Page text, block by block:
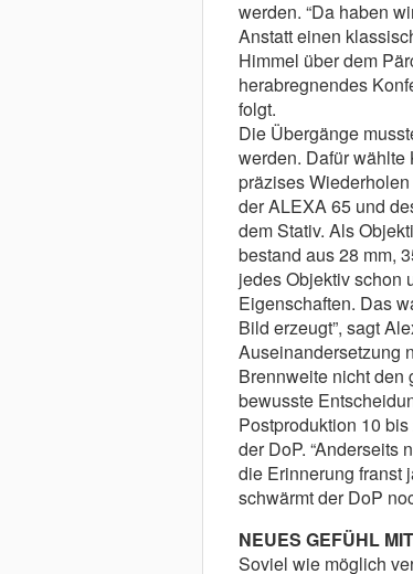
werden. “Da haben
Anstatt einen
Himmel über dem
herabregnendes
folgt.
Die Übergänge
werden. Dafür
präzises
der ALEXA 65 und
dem Stativ. Als
bestand aus 28 mm,
jedes Objektiv schon
Eigenschaften. Das
Bild erzeugt”, sagt
Auseinandersetzung
Brennweite nicht den
bewusste
Postproduktion 10
der DoP. “Anderseits
die Erinnerung franst
schwärmt der DoP
NEUES GEFÜHL
Soviel wie möglich